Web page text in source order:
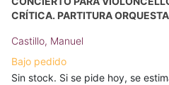
CRÍTICA. PARTITURA
Castillo, Manuel
Bajo pedido
Sin stock. Si se pide hoy, se